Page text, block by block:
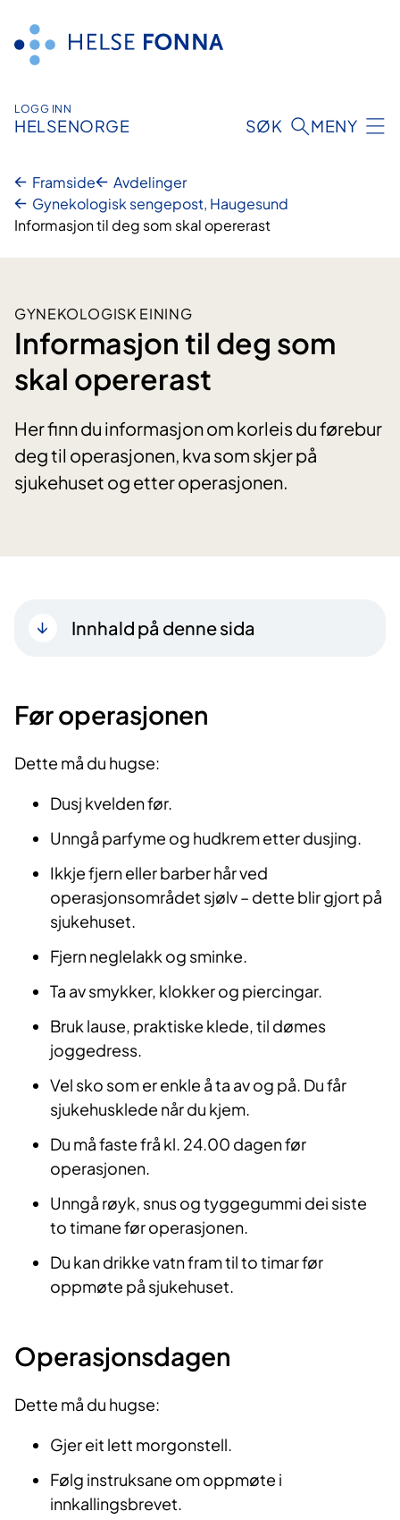
innhald
LOGG INN
HELSENORGE SØK MENY
Framside
Avdelinger
Gynekologisk sengepost, Haugesund
Informasjon til deg som skal opererast
GYNEKOLOGISK EINING
Informasjon til deg som
skal opererast
Her finn du informasjon om korleis du førebur
deg til operasjonen, kva som skjer på
sjukehuset og etter operasjonen.
Innhald på denne sida
Før operasjonen
Dette må du hugse:
Dusj kvelden før.
Unngå parfyme og hudkrem etter dusjing.
Ikkje fjern eller barber hår ved
operasjonsområdet sjølv – dette blir gjort på
sjukehuset.
Fjern neglelakk og sminke.
Ta av smykker, klokker og piercingar.
Bruk lause, praktiske klede, til dømes
joggedress.
Vel sko som er enkle å ta av og på. Du får
sjukehusklede når du kjem.
Du må faste frå kl. 24.00 dagen før
operasjonen.
Unngå røyk, snus og tyggegummi dei siste
to timane før operasjonen.
Du kan drikke vatn fram til to timar før
oppmøte på sjukehuset.
Operasjonsdagen
Dette må du hugse:
Gjer eit lett morgonstell.
Følg instruksane om oppmøte i
innkallingsbrevet.